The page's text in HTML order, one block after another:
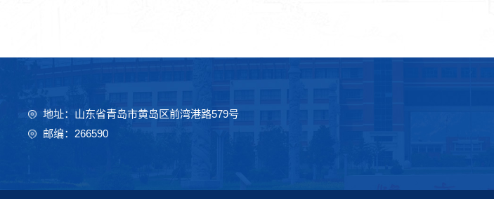
地址：山东省青岛市黄岛区前湾港路579号
邮编：266590